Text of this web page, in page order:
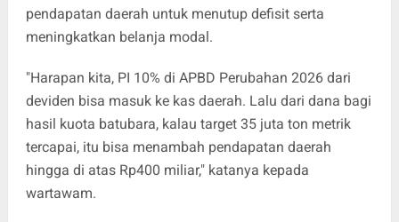
pendapatan daerah untuk menutup defisit serta
meningkatkan belanja modal.
"Harapan kita, PI 10% di APBD Perubahan 2026 dari
deviden bisa masuk ke kas daerah. Lalu dari dana bagi
hasil kuota batubara, kalau target 35 juta ton metrik
tercapai, itu bisa menambah pendapatan daerah
hingga di atas Rp400 miliar," katanya kepada
wartawam.